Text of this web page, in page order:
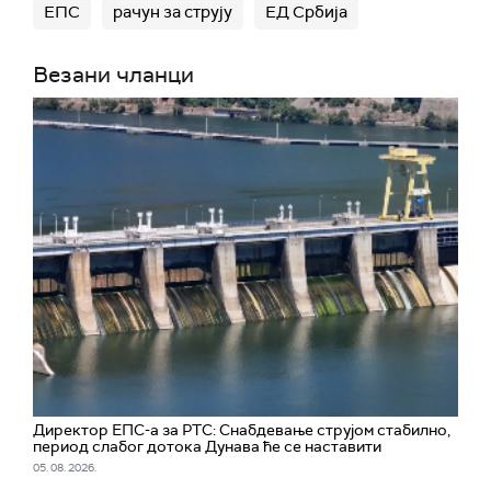
ЕПС рачун за струју ЕД Србија
Везани чланци
Директор ЕПС-а за РТС: Снабдевање струјом стабилно,
период слабог дотока Дунава ће се наставити
05. 08. 2026.